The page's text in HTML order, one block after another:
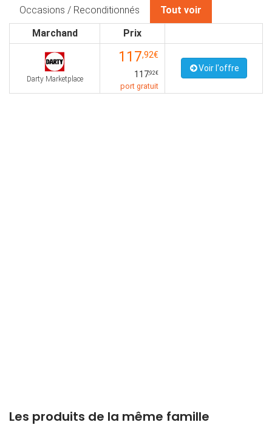
Occasions / Reconditionnés
Tout voir
Marchand
Prix
Darty Marketplace
117,92€
117,92€
port gratuit
Voir l'offre
Les produits de la même famille